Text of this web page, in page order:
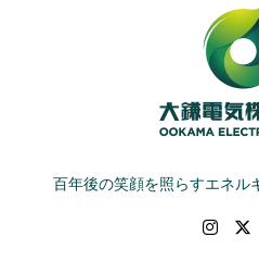
百年後の笑顔を照らすエネル